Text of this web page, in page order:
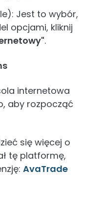
Jest to wybór,
opcjami, kliknij
.
internetowa
aby rozpocząć
się więcej o
tę platformę,
AvaTrade